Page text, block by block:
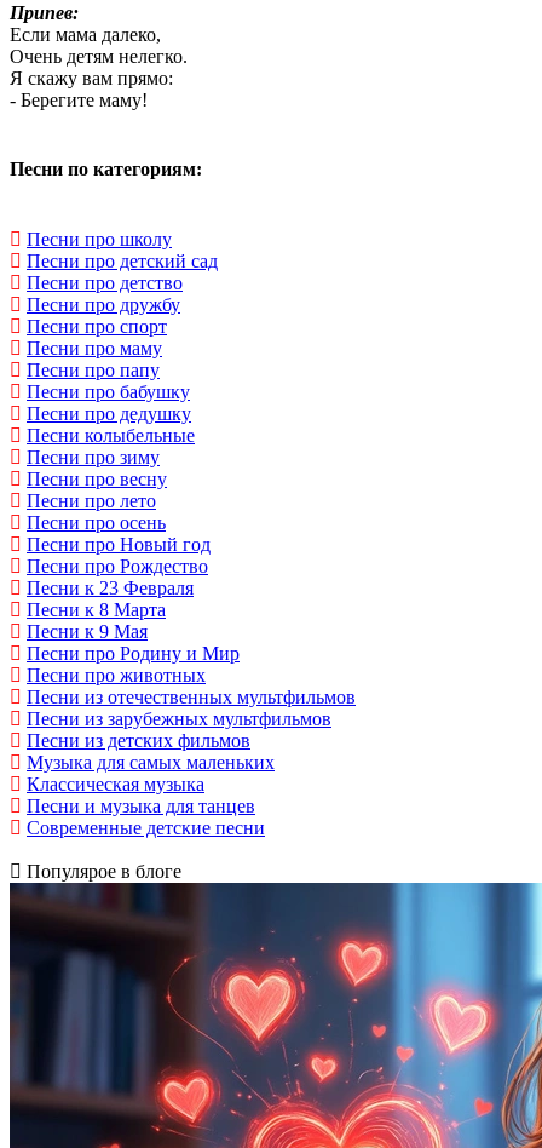
Припев:
Если мама далеко,
Очень детям нелегко.
Я скажу вам прямо:
- Берегите маму!
Песни по категориям:
Песни про школу
Песни про детский сад
Песни про детство
Песни про дружбу
Песни про спорт
Песни про маму
Песни про папу
Песни про бабушку
Песни про дедушку
Песни колыбельные
Песни про зиму
Песни про весну
Песни про лето
Песни про осень
Песни про Новый год
Песни про Рождество
Песни к 23 Февраля
Песни к 8 Марта
Песни к 9 Мая
Песни про Родину и Мир
Песни про животных
Песни из отечественных мультфильмов
Песни из зарубежных мультфильмов
Песни из детских фильмов
Музыка для самых маленьких
Классическая музыка
Песни и музыка для танцев
Современные детские песни
Популярое в блоге